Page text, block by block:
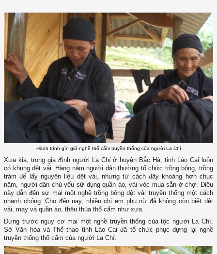
Hành trình gìn giữ nghề thổ cẩm truyền thống của người La Chí
Xưa kia, trong gia đình người La Chí ở huyện Bắc Hà, tỉnh Lào Cai luôn
có khung dệt vải. Hàng năm người dân thường tổ chức trồng bông, trồng
tràm để lấy nguyên liệu dệt vải, nhưng từ cách đây khoảng hơn chục
năm, người dân chủ yếu sử dụng quần áo, vải vóc mua sẵn ở chợ. Điều
này dẫn đến sự mai một nghề trồng bông dệt vải truyền thống một cách
nhanh chóng. Cho đến nay, nhiều chị em phụ nữ đã không còn biết dệt
vải, may vá quần áo, thêu thùa thổ cẩm như xưa.
Đứng trước nguy cơ mai một nghề truyền thống của tộc người La Chí,
Sở Văn hóa và Thể thao tỉnh Lào Cai đã tổ chức phục dựng lại nghề
truyền thống thổ cẩm của người La Chí.